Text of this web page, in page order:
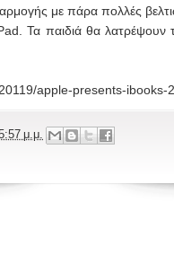
με πάρα πολλές
Τα παιδιά θα
apple-presents-ibooks-
μ.μ.